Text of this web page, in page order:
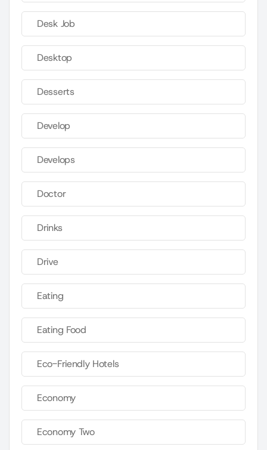
Desk Job
Desktop
Desserts
Develop
Develops
Doctor
Drinks
Drive
Eating
Eating Food
Eco-Friendly Hotels
Economy
Economy Two